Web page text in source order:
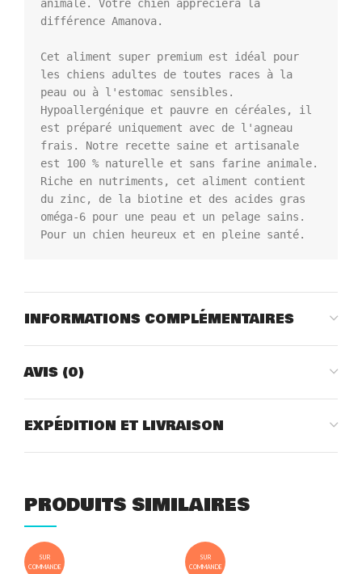
animale. Votre chien appréciera la
différence Amanova.
Cet aliment super premium est idéal pour
les chiens adultes de toutes races à la
peau ou à l'estomac sensibles.
Hypoallergénique et pauvre en céréales, il
est préparé uniquement avec de l'agneau
frais. Notre recette saine et artisanale
est 100 % naturelle et sans farine animale.
Riche en nutriments, cet aliment contient
du zinc, de la biotine et des acides gras
oméga-6 pour une peau et un pelage sains.
Pour un chien heureux et en pleine santé.
INFORMATIONS COMPLÉMENTAIRES
AVIS (0)
EXPÉDITION ET LIVRAISON
PRODUITS SIMILAIRES
SUR
COMMANDE
SUR
COMMANDE